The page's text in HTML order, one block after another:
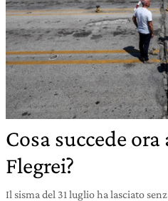
Cosa succede
Flegrei?
Il sisma del 31 luglio ha lasciato